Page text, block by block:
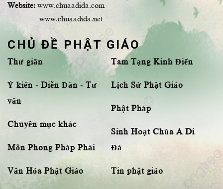
Website: www.chuaadida.com
www.chuaadida.net
CHỦ ĐỀ PHẬT GIÁO
Thư giãn
Ý kiến - Diễn Đàn - Tư
vấn
Chuyên mục khác
Môn Phong Pháp Phái
Văn Hóa Phật Giáo
Tam Tạng Kinh Điển
Lịch Sử Phật Giáo
Phật Pháp
Sinh Hoạt Chùa A Di
Đà
Tin phật giáo